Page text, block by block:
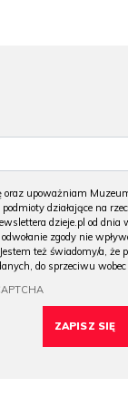
oraz upoważniam
działające na
dzieje.pl od dnia
odwołanie zgody nie
też świadomy/a,
do sprzeciwu